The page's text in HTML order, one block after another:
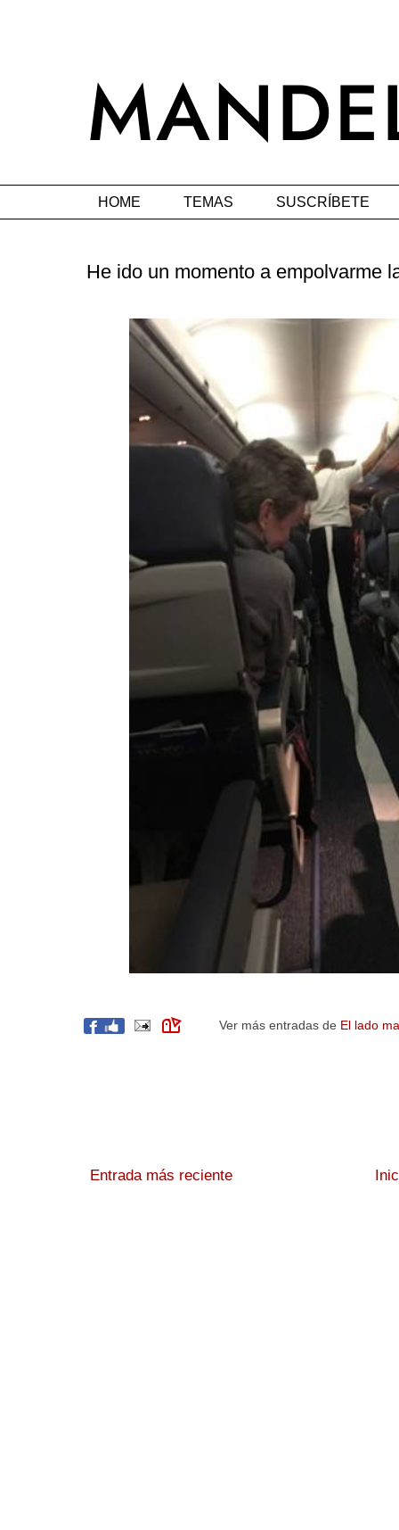
HOME TEMAS SUSCRÍBETE
He ido un momento a empolvarme
Ver más entradas de El lado
Entrada más reciente